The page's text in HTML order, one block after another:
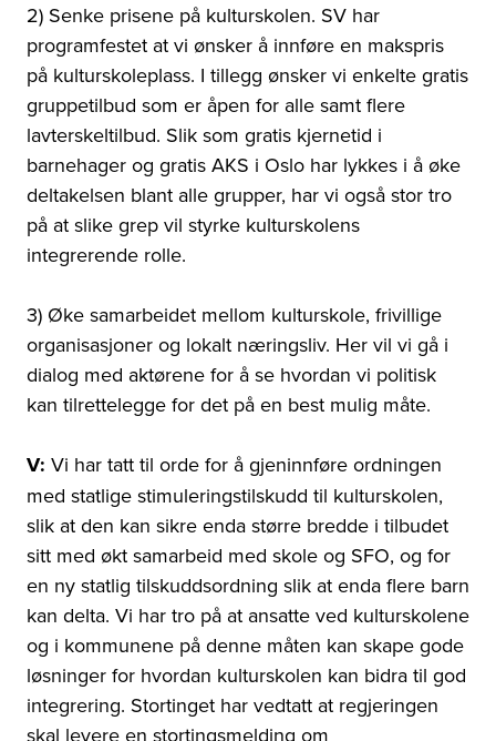
2) Senke prisene på kulturskolen. SV har
programfestet at vi ønsker å innføre en makspris
på kulturskoleplass. I tillegg ønsker vi enkelte gratis
gruppetilbud som er åpen for alle samt flere
lavterskeltilbud. Slik som gratis kjernetid i
barnehager og gratis AKS i Oslo har lykkes i å øke
deltakelsen blant alle grupper, har vi også stor tro
på at slike grep vil styrke kulturskolens
integrerende rolle.
3) Øke samarbeidet mellom kulturskole, frivillige
organisasjoner og lokalt næringsliv. Her vil vi gå i
dialog med aktørene for å se hvordan vi politisk
kan tilrettelegge for det på en best mulig måte.
V: Vi har tatt til orde for å gjeninnføre ordningen
med statlige stimuleringstilskudd til kulturskolen,
slik at den kan sikre enda større bredde i tilbudet
sitt med økt samarbeid med skole og SFO, og for
en ny statlig tilskuddsordning slik at enda flere barn
kan delta. Vi har tro på at ansatte ved kulturskolene
og i kommunene på denne måten kan skape gode
løsninger for hvordan kulturskolen kan bidra til god
integrering. Stortinget har vedtatt at regjeringen
skal levere en stortingsmelding om